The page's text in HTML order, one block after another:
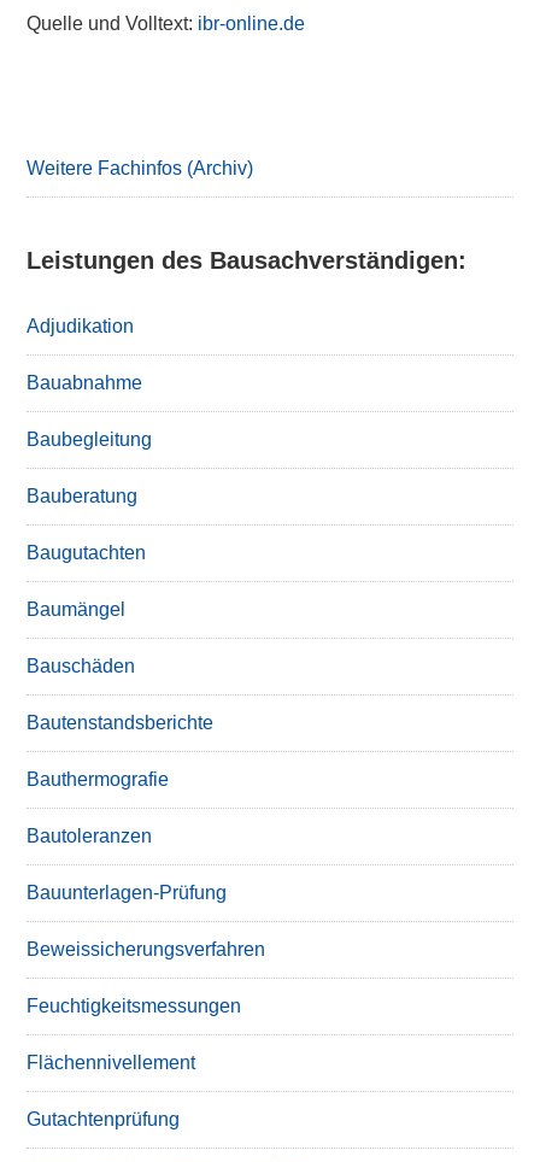
Quelle und Volltext: ibr-online.de
Weitere Fachinfos (Archiv)
Leistungen des Bausachverständigen:
Adjudikation
Bauabnahme
Baubegleitung
Bauberatung
Baugutachten
Baumängel
Bauschäden
Bautenstandsberichte
Bauthermografie
Bautoleranzen
Bauunterlagen-Prüfung
Beweissicherungsverfahren
Feuchtigkeitsmessungen
Flächennivellement
Gutachtenprüfung